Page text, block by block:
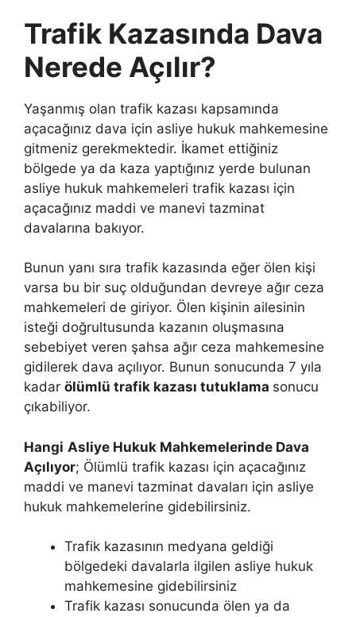
Trafik Kazasında Dava
Nerede Açılır?
Yaşanmış olan trafik kazası kapsamında
açacağınız dava için asliye hukuk mahkemesine
gitmeniz gerekmektedir. İkamet ettiğiniz
bölgede ya da kaza yaptığınız yerde bulunan
asliye hukuk mahkemeleri trafik kazası için
açacağınız maddi ve manevi tazminat
davalarına bakıyor.
Bunun yanı sıra trafik kazasında eğer ölen kişi
varsa bu bir suç olduğundan devreye ağır ceza
mahkemeleri de giriyor. Ölen kişinin ailesinin
isteği doğrultusunda kazanın oluşmasına
sebebiyet veren şahsa ağır ceza mahkemesine
gidilerek dava açılıyor. Bunun sonucunda 7 yıla
kadar ölümlü trafik kazası tutuklama sonucu
çıkabiliyor.
Hangi Asliye Hukuk Mahkemelerinde Dava
Açılıyor; Ölümlü trafik kazası için açacağınız
maddi ve manevi tazminat davaları için asliye
hukuk mahkemelerine gidebilirsiniz.
Trafik kazasının medyana geldiği
bölgedeki davalarla ilgilen asliye hukuk
mahkemesine gidebilirsiniz
Trafik kazası sonucunda ölen ya da